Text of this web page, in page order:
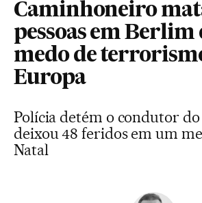
Caminhoneiro
pessoas em Berlim
medo de
Europa
Polícia detém o condutor do
deixou 48 feridos em um
Natal